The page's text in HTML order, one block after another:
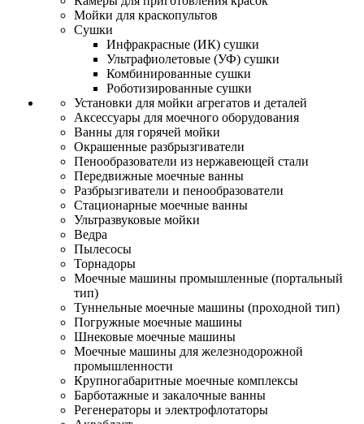
Мойки для краскопультов
Сушки
Инфракрасные (ИК) сушки
Ультрафиолетовые (УФ) сушки
Комбинированные сушки
Роботизированные сушки
Установки для мойки агрегатов и деталей
Аксессуары для моечного оборудования
Ванны для горячей мойки
Окрашенные разбрызгиватели
Пенообразователи из нержавеющей стали
Передвижные моечные ванны
Разбрызгиватели и пенообразователи
Стационарные моечные ванны
Ультразвуковые мойки
Ведра
Пылесосы
Торнадоры
Моечные машины промышленные (портальный
тип)
Туннельные моечные машины (проходной тип)
Погружные моечные машины
Шнековые моечные машины
Моечные машины для железнодорожной
промышленности
Крупногабаритные моечные комплексы
Барботажные и закалочные ванны
Регенераторы и электрофлотаторы